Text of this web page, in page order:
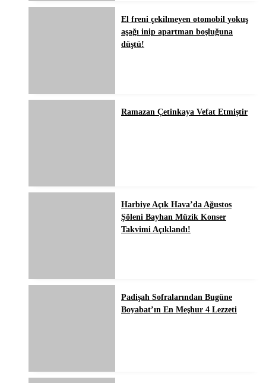
El freni çekilmeyen otomobil yokuş
aşağı inip apartman boşluğuna
düştü!
Ramazan Çetinkaya Vefat Etmiştir
Harbiye Açık Hava’da Ağustos
Şöleni Bayhan Müzik Konser
Takvimi Açıklandı!
Padişah Sofralarından Bugüne
Boyabat’ın En Meşhur 4 Lezzeti